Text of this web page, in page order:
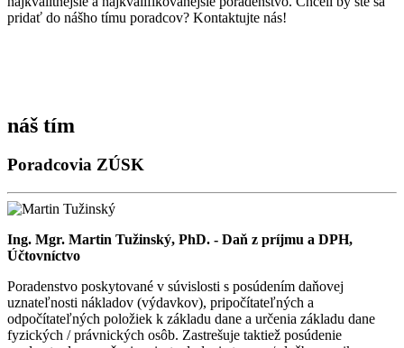
pridať do nášho tímu poradcov? Kontaktujte nás!
náš tím
Poradcovia ZÚSK
Ing. Mgr. Martin Tužinský, PhD. - Daň z príjmu a DPH,
Účtovníctvo
Poradenstvo poskytované v súvislosti s posúdením daňovej
uznateľnosti nákladov (výdavkov), pripočítateľných a
odpočítateľných položiek k základu dane a určenia základu dane
fyzických / právnických osôb. Zastrešuje taktiež posúdenie